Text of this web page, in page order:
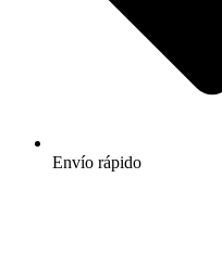
Envío rápido